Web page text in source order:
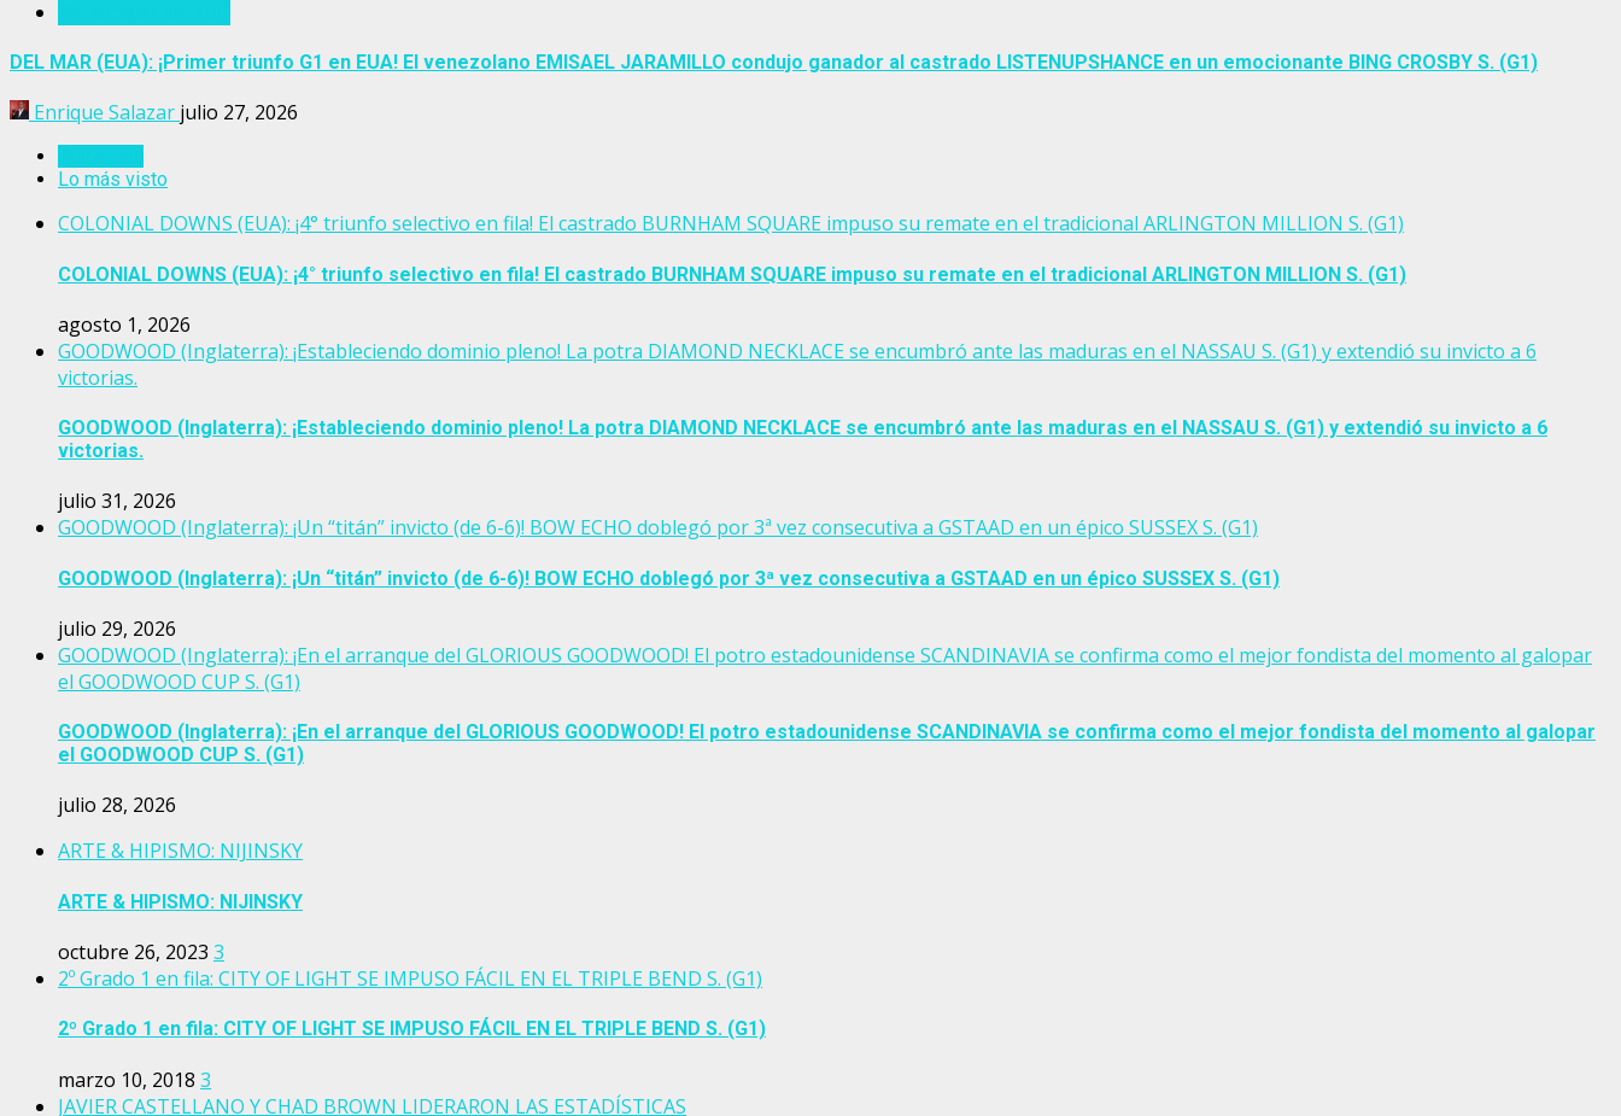
DEL MAR (EUA): ¡Primer triunfo G1 en EUA! El venezolano EMISAEL JARAMILLO condujo ganador al castrado LISTENUPSHANCE en un emocionante BING CROSBY S. (G1)
Enrique Salazar julio 27, 2026
Lo más visto
COLONIAL DOWNS (EUA): ¡4° triunfo selectivo en fila! El castrado BURNHAM SQUARE impuso su remate en el tradicional ARLINGTON MILLION S. (G1)
COLONIAL DOWNS (EUA): ¡4° triunfo selectivo en fila! El castrado BURNHAM SQUARE impuso su remate en el tradicional ARLINGTON MILLION S. (G1)
agosto 1, 2026
GOODWOOD (Inglaterra): ¡Estableciendo dominio pleno! La potra DIAMOND NECKLACE se encumbró ante las maduras en el NASSAU S. (G1) y extendió su invicto a 6
victorias.
GOODWOOD (Inglaterra): ¡Estableciendo dominio pleno! La potra DIAMOND NECKLACE se encumbró ante las maduras en el NASSAU S. (G1) y extendió su invicto a 6
victorias.
julio 31, 2026
GOODWOOD (Inglaterra): ¡Un “titán” invicto (de 6-6)! BOW ECHO doblegó por 3ª vez consecutiva a GSTAAD en un épico SUSSEX S. (G1)
GOODWOOD (Inglaterra): ¡Un “titán” invicto (de 6-6)! BOW ECHO doblegó por 3ª vez consecutiva a GSTAAD en un épico SUSSEX S. (G1)
julio 29, 2026
GOODWOOD (Inglaterra): ¡En el arranque del GLORIOUS GOODWOOD! El potro estadounidense SCANDINAVIA se confirma como el mejor fondista del momento al galopar
el GOODWOOD CUP S. (G1)
GOODWOOD (Inglaterra): ¡En el arranque del GLORIOUS GOODWOOD! El potro estadounidense SCANDINAVIA se confirma como el mejor fondista del momento al galopar
el GOODWOOD CUP S. (G1)
julio 28, 2026
ARTE & HIPISMO: NIJINSKY
ARTE & HIPISMO: NIJINSKY
octubre 26, 2023 3
2º Grado 1 en fila: CITY OF LIGHT SE IMPUSO FÁCIL EN EL TRIPLE BEND S. (G1)
2º Grado 1 en fila: CITY OF LIGHT SE IMPUSO FÁCIL EN EL TRIPLE BEND S. (G1)
marzo 10, 2018 3
JAVIER CASTELLANO Y CHAD BROWN LIDERARON LAS ESTADÍSTICAS